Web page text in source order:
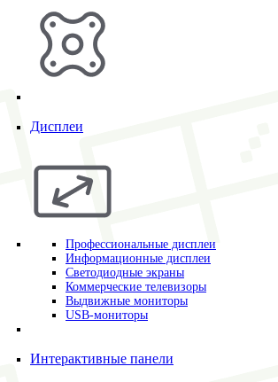
Дисплеи
Профессиональные дисплеи
Информационные дисплеи
Светодиодные экраны
Коммерческие телевизоры
Выдвижные мониторы
USB-мониторы
Интерактивные панели